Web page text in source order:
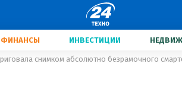
ФИНАНСЫ ИНВЕСТИЦИИ
снимком абсолютно безрамочного